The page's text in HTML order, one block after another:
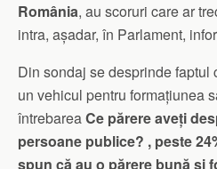
România, au scoruri care ar
intra, așadar, în Parlament,
Din sondaj se desprinde faptul
un vehicul pentru formațiunea
întrebareaCe părere aveți
persoane publice? , peste
spun că au o părere bună și